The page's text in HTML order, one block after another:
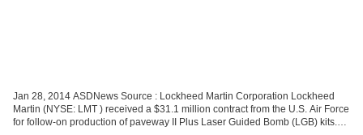
Jan 28, 2014 ASDNews Source : Lockheed Martin Corporation Lockheed
Martin (NYSE: LMT ) received a $31.1 million contract from the U.S. Air Force
for follow-on production of paveway II Plus Laser Guided Bomb (LGB) kits.